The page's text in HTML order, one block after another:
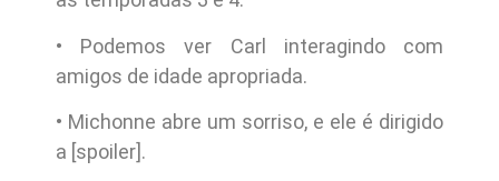
• Podemos ver Carl interagindo com
amigos de idade apropriada.
• Michonne abre um sorriso, e ele é dirigido
a [spoiler].